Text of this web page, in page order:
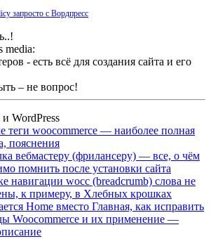
запросто с Вордпресс
media:
- есть всё для создания сайта и его
– не вопрос!
WordPress
теги woocommerce — наиболее полная
пояснения
вебмастеру (фрилансеру) — все, о чём
помнить после установки сайта
навигации wocc (breadcrumb) слова не
к примеру, в Хлебных крошках
Home вместо Главная, как исправить
Woocommerce и их применение —